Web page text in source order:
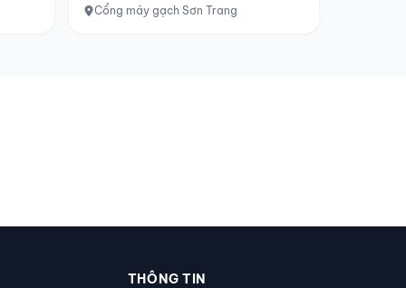
Cổng máy gạch Sơn Trang
THÔNG TIN